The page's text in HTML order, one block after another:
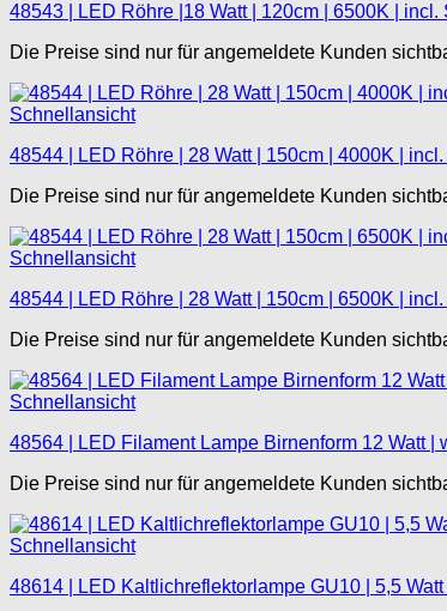
48543 | LED Röhre |18 Watt | 120cm | 6500K | incl.
Die Preise sind nur für angemeldete Kunden
Schnellansicht
48544 | LED Röhre | 28 Watt | 150cm | 4000K |
Die Preise sind nur für angemeldete Kunden
Schnellansicht
48544 | LED Röhre | 28 Watt | 150cm | 6500K |
Die Preise sind nur für angemeldete Kunden
Schnellansicht
48564 | LED Filament Lampe Birnenform 12 Watt |
Die Preise sind nur für angemeldete Kunden
Schnellansicht
48614 | LED Kaltlichreflektorlampe GU10 | 5,5